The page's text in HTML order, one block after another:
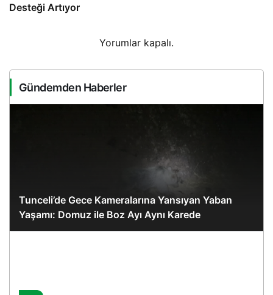
Desteği Artıyor
Yorumlar kapalı.
Gündemden Haberler
Tunceli’de Gece Kameralarına Yansıyan Yaban
Yaşamı: Domuz ile Boz Ayı Aynı Karede